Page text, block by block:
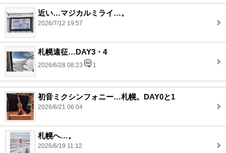
近い…マジカルミライ…。
2026/7/12 19:57
札幌遠征…DAY3・4
2026/6/28 08:23 1
初音ミクシンフォニー…札幌。DAY0と1
2026/6/21 06:04
札幌へ…。
2026/6/19 11:12